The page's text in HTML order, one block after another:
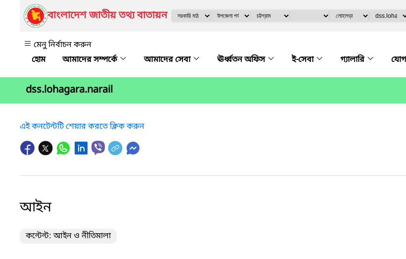
বাংলাদেশ জাতীয় তথ্য বাতায়ন
মেনু নির্বাচন করুন
আমাদের সম্পর্কে
আমাদের সেবা ঊর্ধ্বতন অফিস ই-সেবা গ্যালারি
dss.lohagara.narail
এই কনটেন্টটি শেয়ার করতে ক্লিক করুন
আইন
কন্টেন্ট: আইন ও নীতিমালা